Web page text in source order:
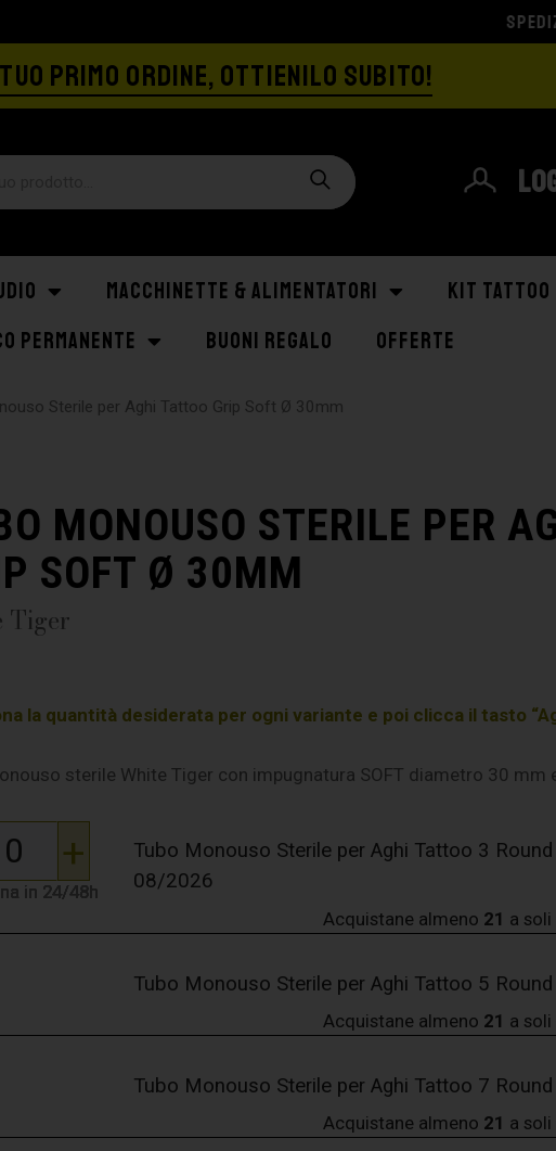
PRIMO ORDINE, OTTIENILO SUBITO!
MACCHINETTE & ALIMENTATORI KIT TATTOO
PERMANENTE BUONI REGALO OFFERTE
Sterile per Aghi Tattoo Grip Soft Ø 30mm
MONOUSO STERILE PER
SOFT Ø 30MM
Tiger
la quantità desiderata per ogni variante e poi clicca il tasto
sterile White Tiger con impugnatura SOFT diametro 30 mm
+
in 24/48h
Tubo Monouso Sterile per Aghi Tattoo 3 Round
08/2026
Acquistane almeno 21 a soli
Tubo Monouso Sterile per Aghi Tattoo 5 Round
Acquistane almeno 21 a soli
Tubo Monouso Sterile per Aghi Tattoo 7 Round
Acquistane almeno 21 a soli
in 24/48h
in 24/48h
in 24/48h
in 24/48h